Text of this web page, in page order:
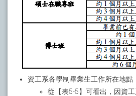
資工系各學制畢業生工作所在地點
從【表5-5】可看出，因資